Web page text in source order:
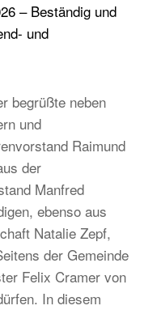
beim
des
– Beständig und
und
begrüßte neben
und
Raimund
der
Manfred
ebenso aus
Natalie Zepf,
der Gemeinde
Felix Cramer von
In diesem